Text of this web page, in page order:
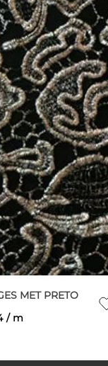
MET PRETO
/ m